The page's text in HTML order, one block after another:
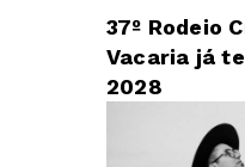
37º Rodeio
Vacaria já
2028